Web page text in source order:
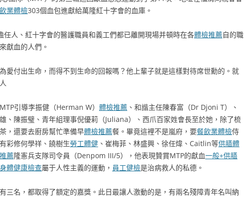
業體檢303個血包進獻給萬隆紅十字會的血庫。
任人、紅十字會的醫護職員和義工們都已離開現場并頓時在各體檢推薦自的職
獻血的人們。
愛付出生命，而得不到生命的回報嗎？他上輩子就是這樣對待席世勳的。就
引導李振健（Herman W） 體檢推薦 、和諧主任陳春富（Dr Djoni T）、
、陳振璧、青年組理事倪優莉（Juliana）、西爪百家姓會長至於她，除了梳
，還要去廚房幫忙準備早體檢推薦餐。畢竟這裡不是嵐府，要餐飲業體檢侍
彩修何學祥、饒樹生勞工體健 、崔梅菲、林盛興、徐任煒、Caitlin等供膳體
薦隆憲兵支隊司令員（Denpom III/5），他表現贊賞MTP的獻血一般+供膳
體健康檢查屬于人性主義的運動， 員工健檢是治病救人的私德。
三名，都取得了額定的嘉獎。此日最讓人激動的是，有兩名殘障青年名叫納